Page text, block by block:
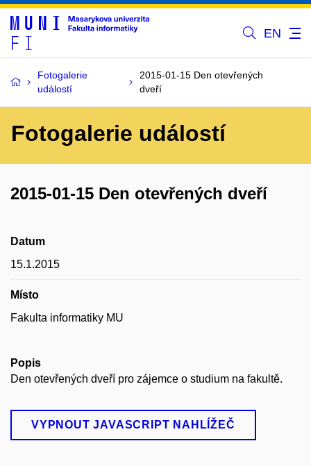
EN
Fotogalerie
událostí
2015-01-15 Den otevřených
dveří
Fotogalerie událostí
2015-01-15 Den otevřených dveří
Datum
15.1.2015
Místo
Fakulta informatiky MU
Popis
Den otevřených dveří pro zájemce o studium na fakultě.
VYPNOUT JAVASCRIPT NAHLÍŽEČ